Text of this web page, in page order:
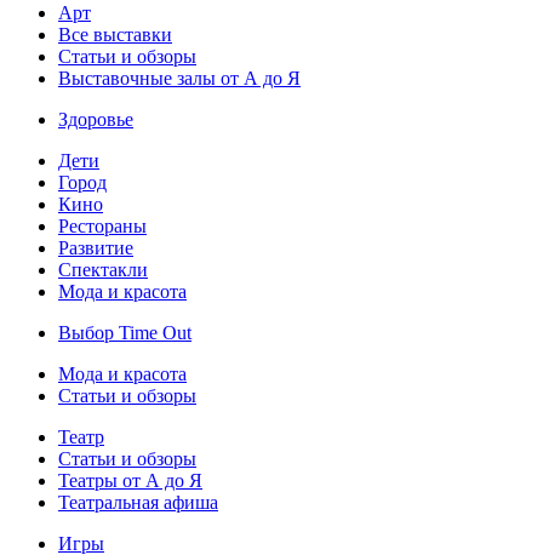
Арт
Все выставки
Статьи и обзоры
Выставочные залы от А до Я
Здоровье
Дети
Город
Кино
Рестораны
Развитие
Спектакли
Мода и красота
Выбор Time Out
Мода и красота
Статьи и обзоры
Театр
Статьи и обзоры
Театры от А до Я
Театральная афиша
Игры